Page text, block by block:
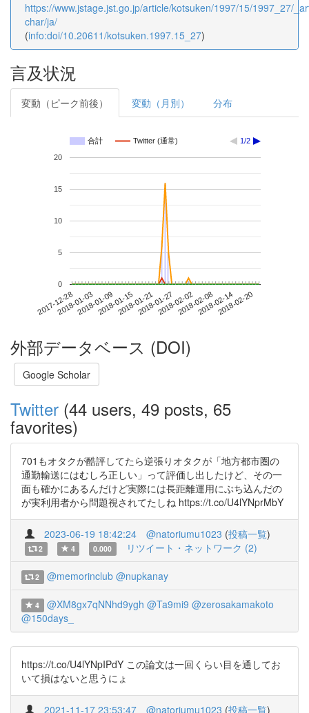
https://www.jstage.jst.go.jp/article/kotsuken/1997/15/1997_27/
char/ja/
(info:doi/10.20611/kotsuken.1997.15_27)
言及状況
変動（ピーク前後） 変動（月別） 分布
合計 Twitter (通常) 1/2
2017-12-282018-01-032018-01-092018-01-152018-01-212018-01-272018-02-022018-02-082018-02-142018-02-20
0
5
10
15
20
外部データベース (DOI)
Google Scholar
Twitter (44 users, 49 posts, 65
favorites)
701もオタクが酷評してたら逆張りオタクが「地方都市圏の
通勤輸送にはむしろ正しい」って評価し出したけど、その一
面も確かにあるんだけど実際には長距離運用にぶち込んだの
が実利用者から問題視されてたしね https://t.co/U4lYNprMbY
2023-06-19 18:42:24 @natoriumu1023 (投稿一覧)
2 4 0.000 リツイート・ネットワーク (2)
2 @memorinclub @nupkanay
4 @XM8gx7qNNhd9ygh @Ta9mi9 @zerosakamakoto
@150days_
https://t.co/U4lYNpIPdY この論文は一回くらい目を通してお
いて損はないと思うにょ
2021-11-17 23:53:47 @natoriumu1023 (投稿一覧)